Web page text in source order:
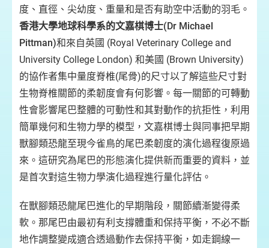
度、直徑、尖幼度、重量和是否有助空中活動的羽毛。
香港大學地球科學系的文嘉棋博士(Dr Michael
Pittman)和來自英國 (Royal Veterinary College and
University College London) 和美國 (Brown University)
的協作者集中量度脊椎(尾骨)的尺寸以了解這些尺寸對
生物脊椎關節的柔韌度會有何影響。每一關節的可轉動
性會影響尾巴整體的可動性和其對動作的抗拒性，利用
簡單幾何和生物力學的模型，文嘉棋博士與同事把早期
獸腳類恐龍至現今雀鳥的尾巴柔韌度的演化過程復原過
來。這研究為尾巴的形態演化提供新而重要的資料，並
是首次對這生物力學演化過程進行量化評估。
在獸腳類恐龍尾巴進化的早期階段，關節續漸變得柔
軟。那尾巴由最初有利支撐體重和保持平衡，不必不斷
地作調整變成適合透過動作去保持平衡，如走鋼線一